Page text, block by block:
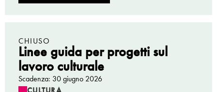
CHIUSO
Linee guida per progetti sul
lavoro culturale
Scadenza: 30 giugno 2026